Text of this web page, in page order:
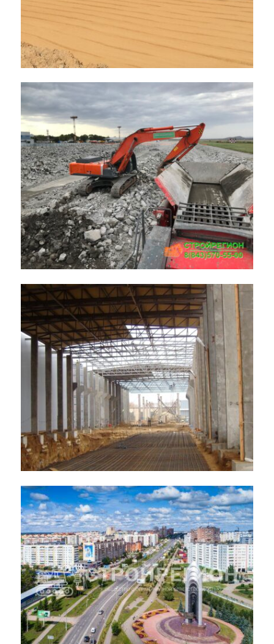
Болгарская исламская академия
и Отель Kol Gali Resort & Spa
Демонтаж взлетно-посадочной
полосы аэропорта Кольцово г.
Екатеринбург
Строительство завода по
производству кирпича
Wienerberger